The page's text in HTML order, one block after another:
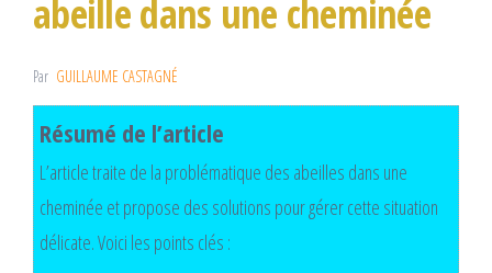
abeille dans une cheminée
Par GUILLAUME CASTAGNÉ
Résumé de l’article
L’article traite de la problématique des abeilles dans une
cheminée et propose des solutions pour gérer cette situation
délicate. Voici les points clés :